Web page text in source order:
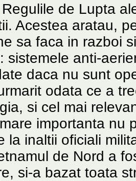
de Lupta
Acestea aratau,
sa faca in razboi
sistemele anti-
daca nu sunt
odata ce a
si cel mai
importanta nu
la inaltii oficiali
de Nord a
si-a bazat toata